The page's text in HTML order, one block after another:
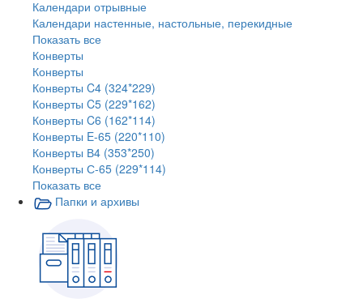
Календари отрывные
Календари настенные, настольные, перекидные
Показать все
Конверты
Конверты
Конверты C4 (324*229)
Конверты C5 (229*162)
Конверты C6 (162*114)
Конверты E-65 (220*110)
Конверты В4 (353*250)
Конверты С-65 (229*114)
Показать все
Папки и архивы